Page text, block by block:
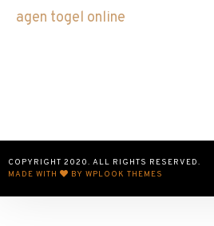
agen togel online
COPYRIGHT 2020. ALL RIGHTS RESERVED.
MADE WITH
BY WPLOOK THEMES